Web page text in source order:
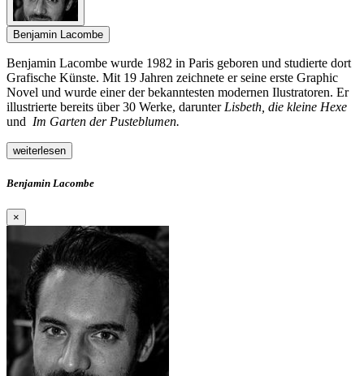
Benjamin Lacombe
Benjamin Lacombe wurde 1982 in Paris geboren und studierte dort
Grafische Künste. Mit 19 Jahren zeichnete er seine erste Graphic
Novel und wurde einer der bekanntesten modernen Ilustratoren. Er
illustrierte bereits über 30 Werke, darunter Lisbeth, die kleine Hexe
und Im Garten der Pusteblumen.
weiterlesen
Benjamin Lacombe
×